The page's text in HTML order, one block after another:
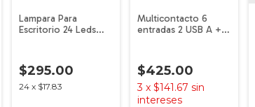
Lampara Para
Escritorio 24 Leds
$295.00
24 x $17.83
Multicontacto 6
entradas 2 USB A + 2
$425.00
3 x $141.67 sin
intereses